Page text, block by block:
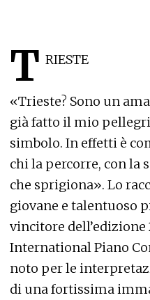
T RIESTE
«Trieste? Sono un
già fatto il mio
simbolo. In effetti è
chi la percorre, con la
che sprigiona». Lo
giovane e talentuoso
vincitore dell’edizione
International Piano
noto per le
di una fortissima